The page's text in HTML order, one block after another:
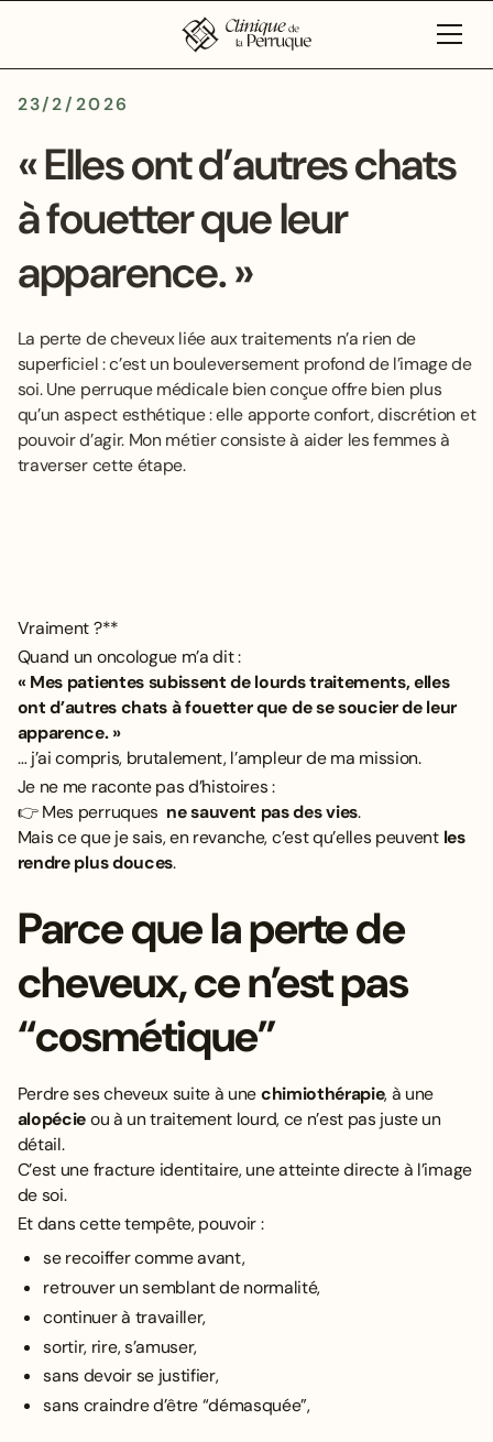
23/2/2026
« Elles ont d’autres chats
à fouetter que leur
apparence. »
La perte de cheveux liée aux traitements n’a rien de
superficiel : c’est un bouleversement profond de l’image de
soi. Une perruque médicale bien conçue offre bien plus
qu’un aspect esthétique : elle apporte confort, discrétion et
pouvoir d’agir. Mon métier consiste à aider les femmes à
traverser cette étape.
Vraiment ?**
Quand un oncologue m’a dit :
« Mes patientes subissent de lourds traitements, elles
ont d’autres chats à fouetter que de se soucier de leur
apparence. »
… j’ai compris, brutalement, l’ampleur de ma mission.
Je ne me raconte pas d’histoires :
👉 Mes perruques ne sauvent pas des vies.
Mais ce que je sais, en revanche, c’est qu’elles peuvent les
rendre plus douces.
Parce que la perte de
cheveux, ce n’est pas
“cosmétique”
Perdre ses cheveux suite à unechimiothérapie, à une
alopécieou à un traitement lourd, ce n’est pas juste un
détail.
C’est une fracture identitaire, une atteinte directe à l’image
de soi.
Et dans cette tempête, pouvoir :
se recoiffer comme avant,
retrouver un semblant de normalité,
continuer à travailler,
sortir, rire, s’amuser,
sans devoir se justifier,
sans craindre d’être “démasquée”,